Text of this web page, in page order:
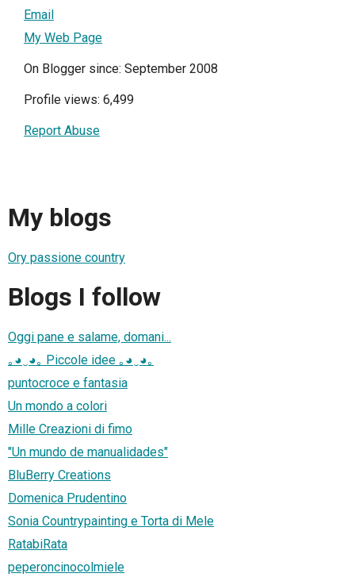
Email
My Web Page
On Blogger since: September 2008
Profile views: 6,499
Report Abuse
My blogs
Ory passione country
Blogs I follow
Oggi pane e salame, domani...
｡◕‿◕｡ Piccole idee ｡◕‿◕｡
puntocroce e fantasia
Un mondo a colori
Mille Creazioni di fimo
"Un mundo de manualidades"
BluBerry Creations
Domenica Prudentino
Sonia Countrypainting e Torta di Mele
RatabiRata
peperoncinocolmiele